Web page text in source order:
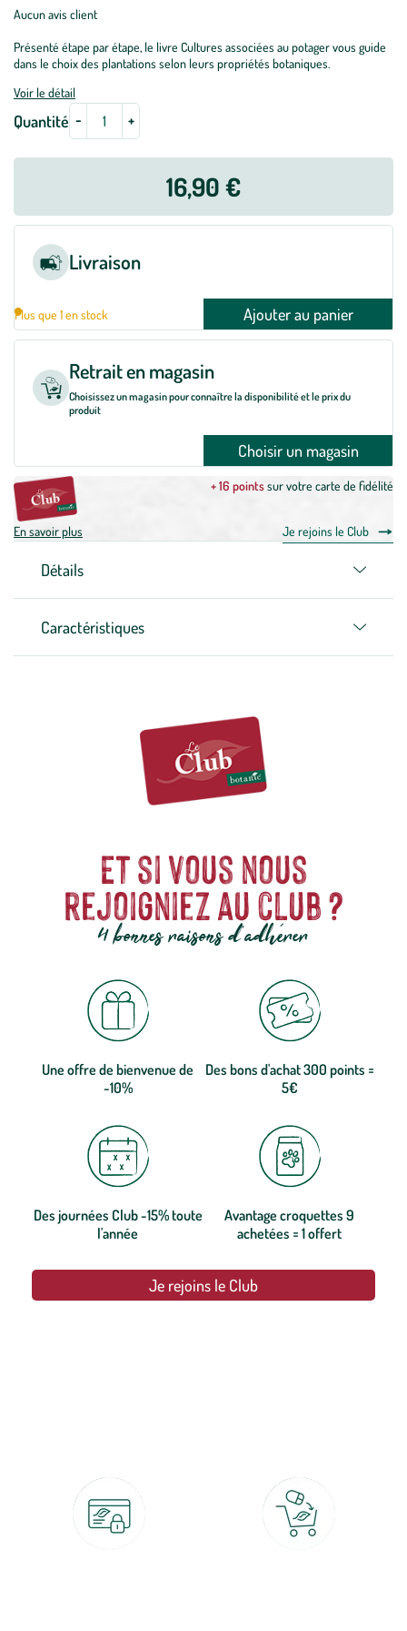
Aucun avis client
Présenté étape par étape, le livre Cultures associées au potager vous guide
dans le choix des plantations selon leurs propriétés botaniques.
Voir le détail
Quantité - +
16,90 €
Livraison
Plus que 1 en stock Ajouter au panier
Retrait en magasin
Choisissez un magasin pour connaître la disponibilité et le prix du
produit
Choisir un magasin
+ 16 pointssur votre carte de fidélité
En savoir plus Je rejoins le Club
Détails
Caractéristiques
Et si vous nous
rejoigniez au club ?
4 bonnes raisons d'adhérer
Une offre de bienvenue de
-10%
Des bons d'achat 300 points =
5€
Des journées Club -15% toute
l'année
Avantage croquettes 9
achetées = 1 offert
Je rejoins le Club